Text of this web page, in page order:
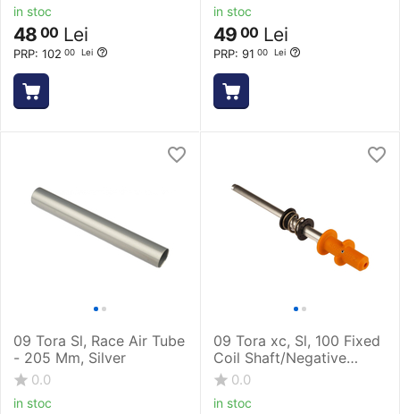
in stoc
PRP: 102 00 Lei
48 00 Lei
in stoc
PRP: 91 00 Lei
49 00 Lei
09 Tora Sl, Race Air Tube
- 205 Mm, Silver
0.0
in stoc
09 Tora xc, Sl, 100 Fixed
Coil Shaft/Negative
Spring
0.0
in stoc